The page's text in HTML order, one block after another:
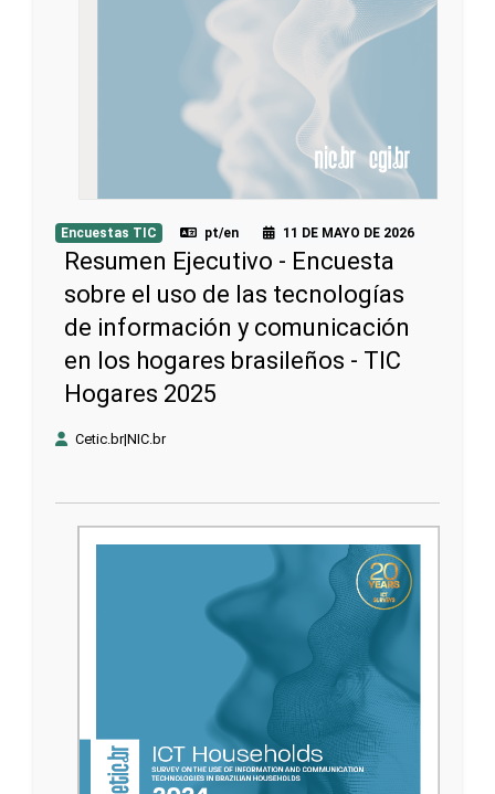
Encuestas TIC pt/en 11 DE MAYO DE 2026
Resumen Ejecutivo - Encuesta
sobre el uso de las tecnologías
de información y comunicación
en los hogares brasileños - TIC
Hogares 2025
Cetic.br|NIC.br